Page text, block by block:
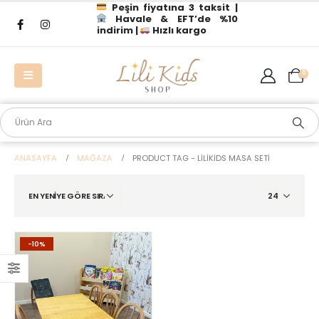
Peşin fiyatına 3 taksit |
Havale & EFT’de %10
indirim |
Hızlı kargo
0
ANASAYFA MAĞAZA PRODUCT TAG - LILIKIDS MASA SETI
-10%